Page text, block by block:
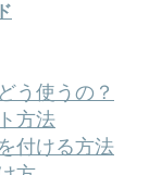
う使うの？
方法
付ける方法